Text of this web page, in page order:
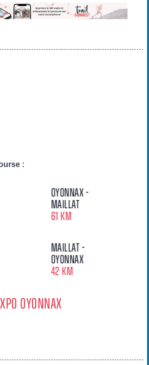
:
oyonnax -
Maillat
61 km
Maillat -
Oyonnax
42 km
Oyonnax